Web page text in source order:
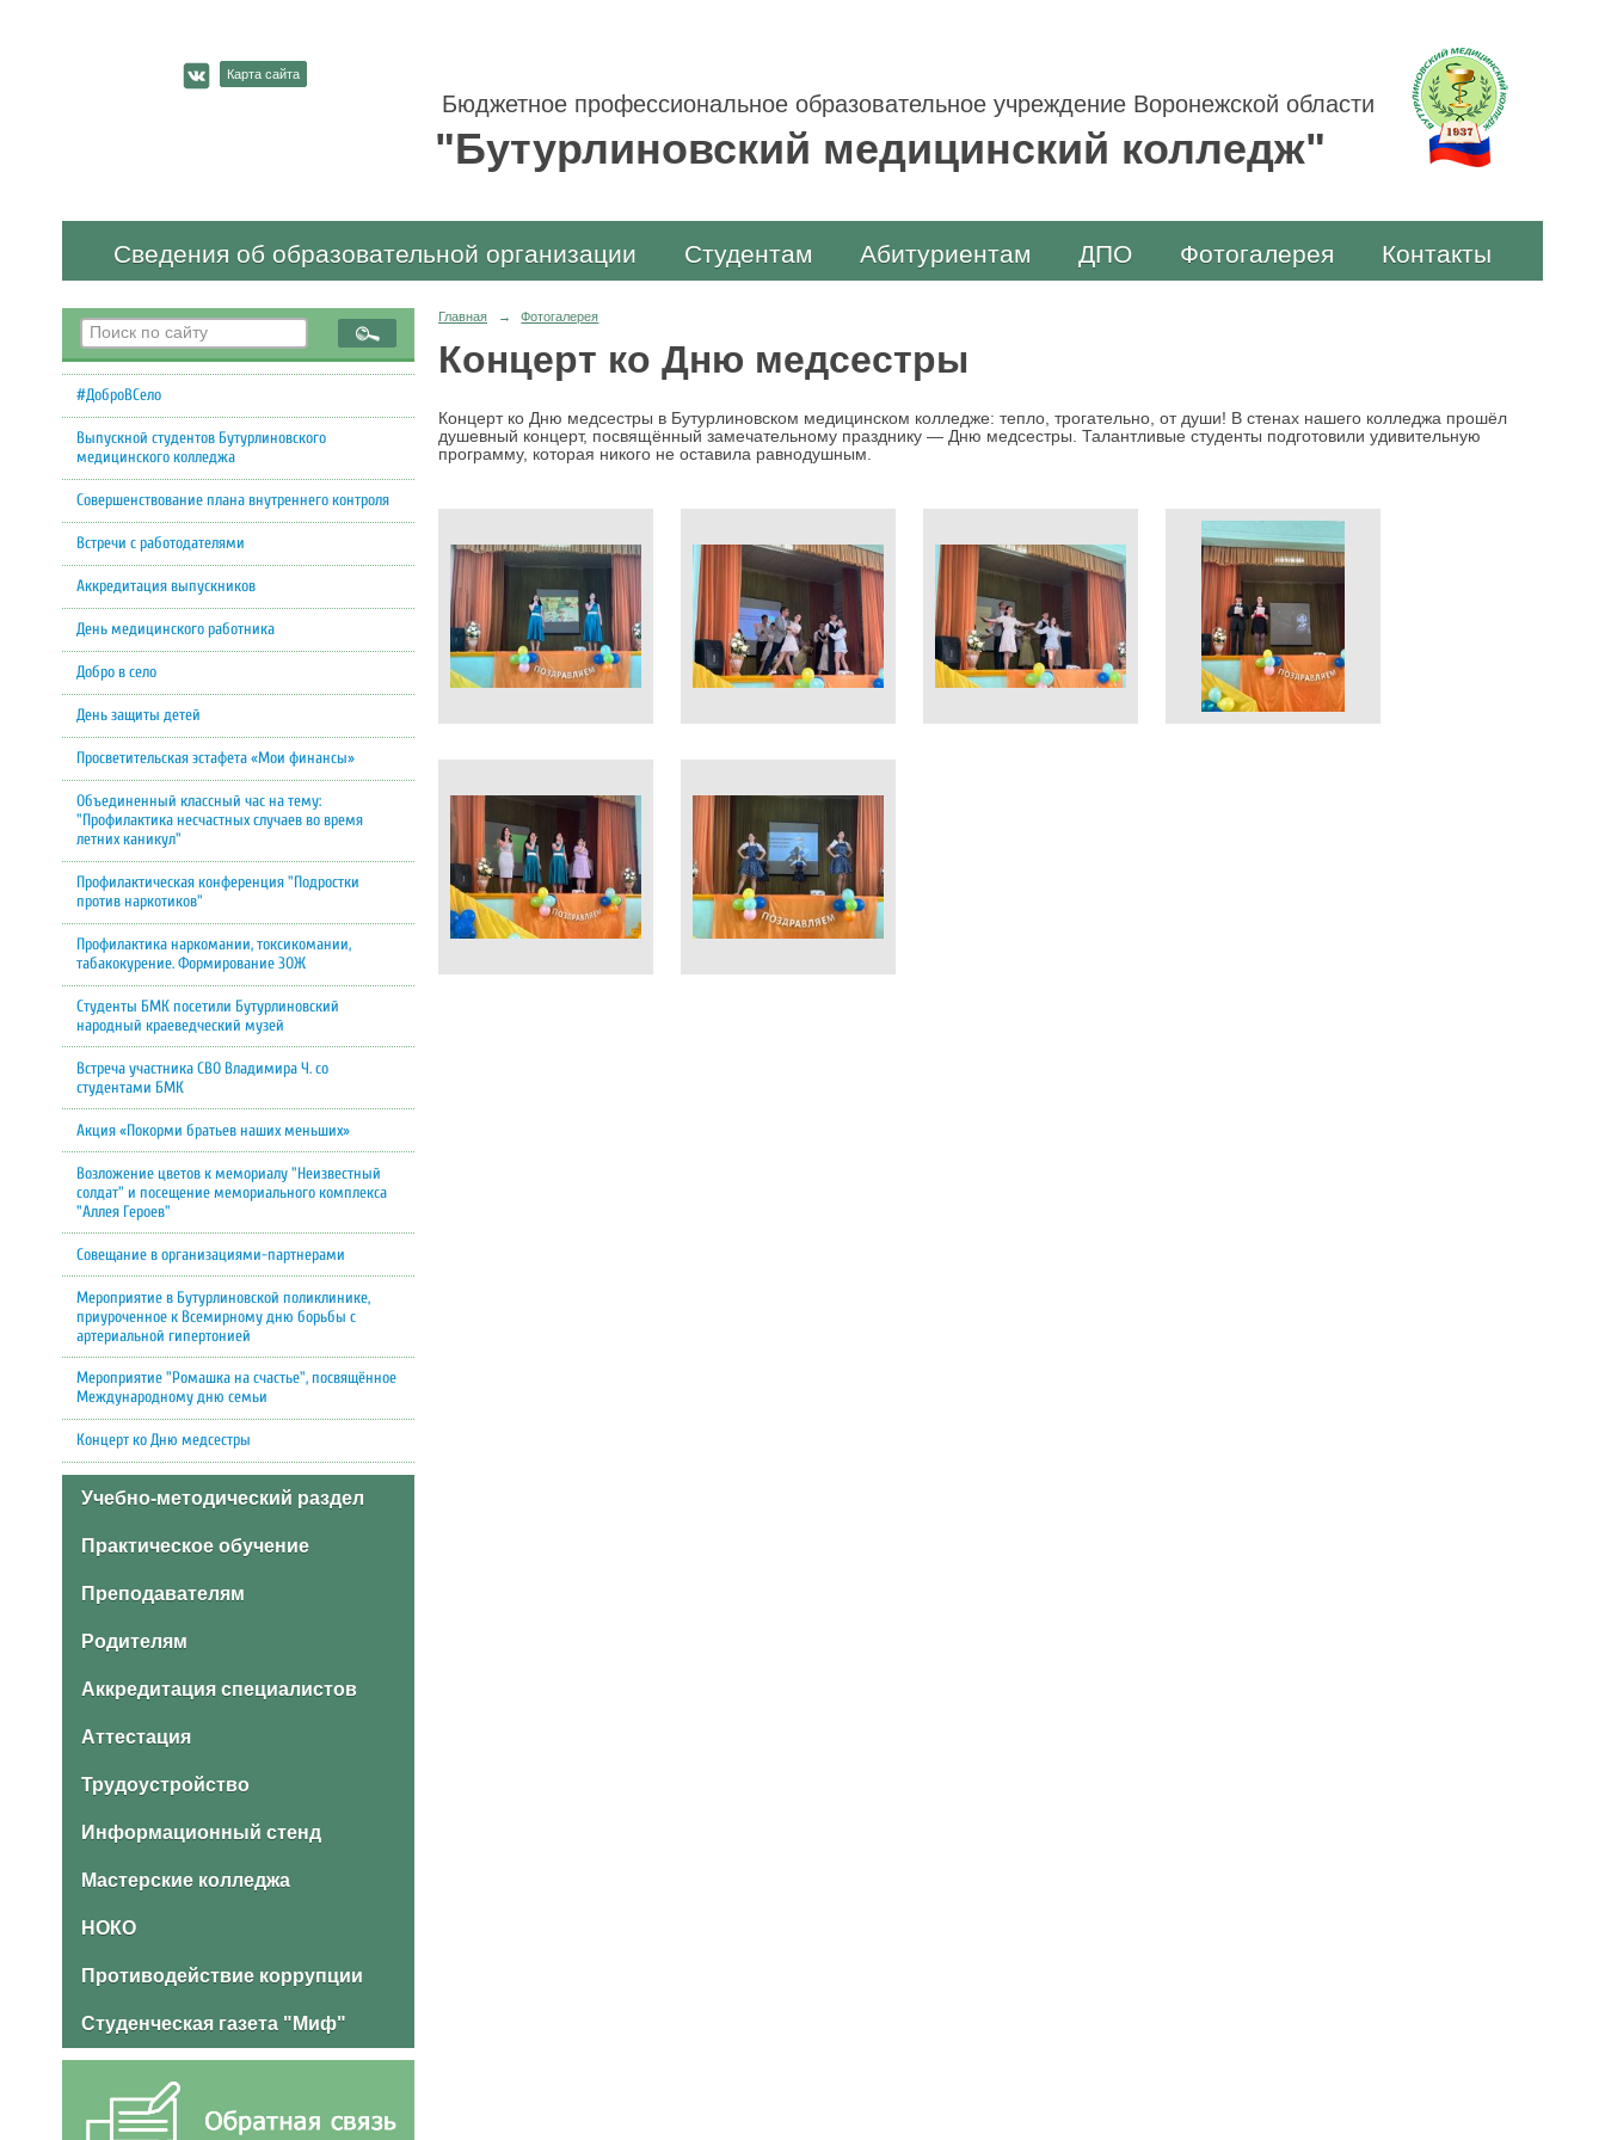
Карта сайта
Бюджетное профессиональное образовательное учреждение Воронежской области
"Бутурлиновский медицинский колледж"
Сведения об образовательной организации Студентам Абитуриентам ДПО Фотогалерея Контакты
#ДоброВСело
Выпускной студентов Бутурлиновского
медицинского колледжа
Совершенствование плана внутреннего контроля
Встречи с работодателями
Аккредитация выпускников
День медицинского работника
Добро в село
День защиты детей
Просветительская эстафета «Мои финансы»
Объединенный классный час на тему:
"Профилактика несчастных случаев во время
летних каникул"
Профилактическая конференция "Подростки
против наркотиков"
Профилактика наркомании, токсикомании,
табакокурение. Формирование ЗОЖ
Студенты БМК посетили Бутурлиновский
народный краеведческий музей
Встреча участника СВО Владимира Ч. со
студентами БМК
Акция «Покорми братьев наших меньших»
Возложение цветов к мемориалу "Неизвестный
солдат" и посещение мемориального комплекса
"Аллея Героев"
Совещание в организациями-партнерами
Мероприятие в Бутурлиновской поликлинике,
приуроченное к Всемирному дню борьбы с
артериальной гипертонией
Мероприятие "Ромашка на счастье", посвящённое
Международному дню семьи
Концерт ко Дню медсестры
Учебно-методический раздел
Практическое обучение
Преподавателям
Родителям
Аккредитация специалистов
Аттестация
Трудоустройство
Информационный стенд
Мастерские колледжа
НОКО
Противодействие коррупции
Студенческая газета "Миф"
Главная → Фотогалерея
Концерт ко Дню медсестры
Концерт ко Дню медсестры в Бутурлиновском медицинском колледже: тепло, трогательно, от души! В стенах нашего колледжа прошёл
душевный концерт, посвящённый замечательному празднику — Дню медсестры. Талантливые студенты подготовили удивительную
программу, которая никого не оставила равнодушным.